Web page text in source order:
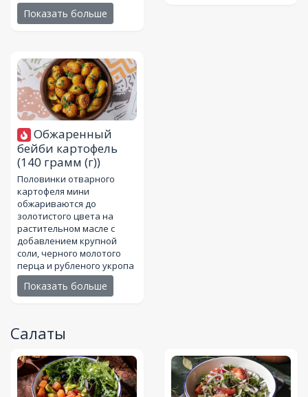
Показать больше
Обжаренный
бейби картофель
(140 грамм (г))
Половинки отварного
картофеля мини
обжариваются до
золотистого цвета на
растительном масле с
добавлением крупной
соли, черного молотого
перца и рубленого укропа
Показать больше
Салаты